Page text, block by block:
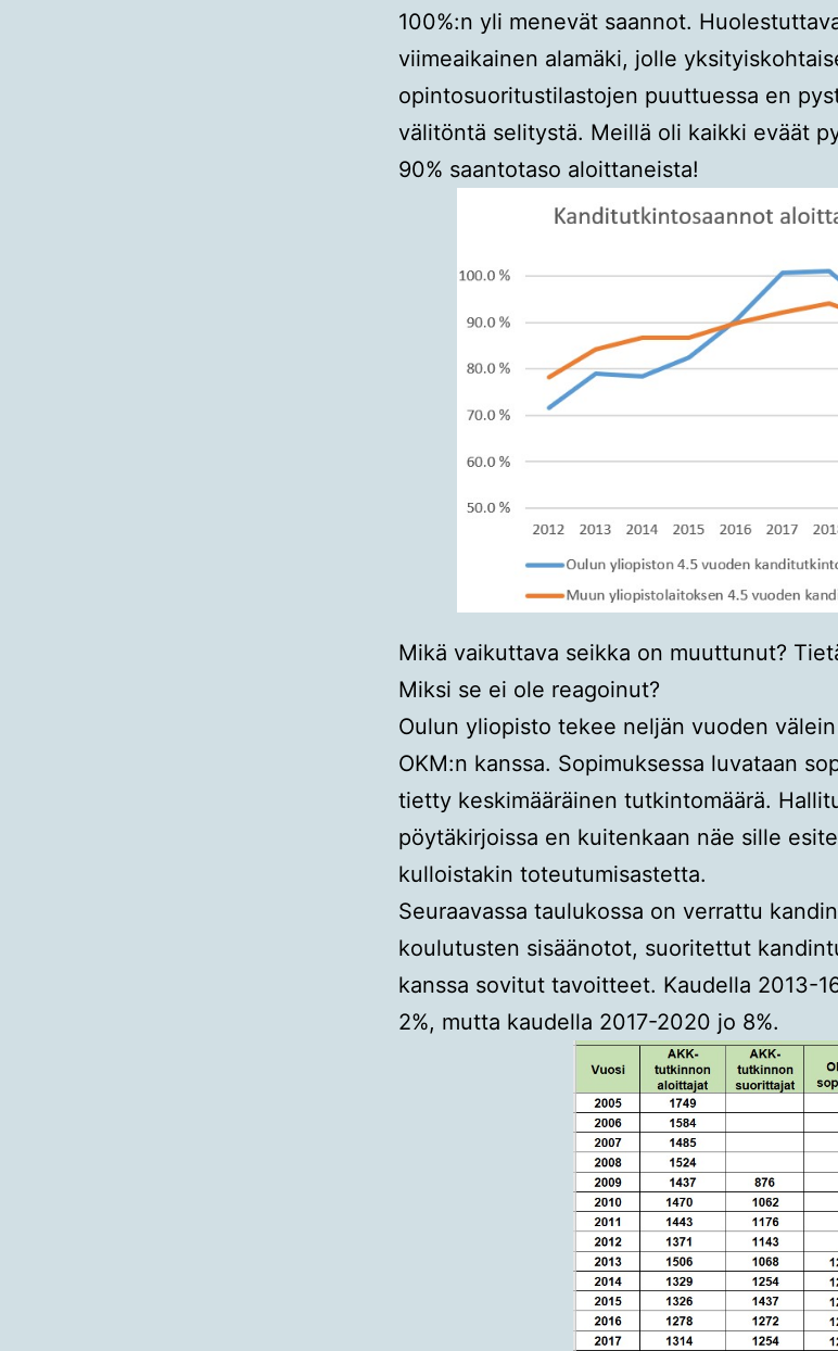
100%:n yli menevät saannot.
viimeaikainen alamäki, jolle
opintosuoritustilastojen puuttuessa en
välitöntä selitystä. Meillä oli kaikki eväät
90% saantotaso aloittaneista!
Mikä vaikuttava seikka on muuttunut?
Miksi se ei ole reagoinut?
Oulun yliopisto tekee neljän vuoden
OKM:n kanssa. Sopimuksessa luvataan
tietty keskimääräinen tutkintomäärä.
pöytäkirjoissa en kuitenkaan näe sille
kulloistakin toteutumisastetta.
Seuraavassa taulukossa on verrattu
koulutusten sisäänotot, suoritettut
kanssa sovitut tavoitteet. Kaudella 2013-
2%, mutta kaudella 2017-2020 jo 8%.